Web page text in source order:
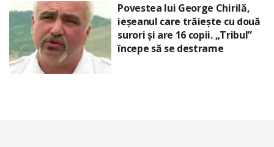
Povestea lui George Chirilă,
ieșeanul care trăiește cu două
surori și are 16 copii. „Tribul”
începe să se destrame